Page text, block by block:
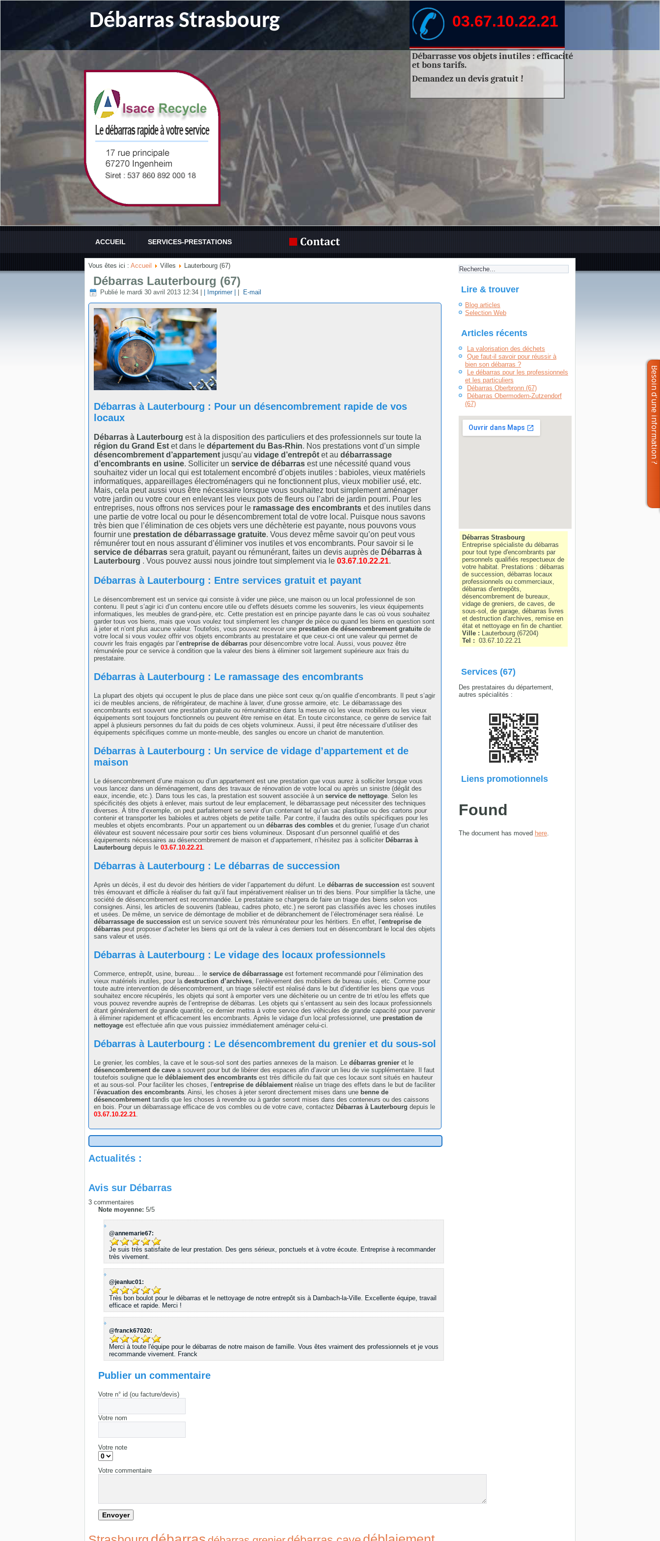
Débarrasse vos objets inutiles : efficacité
et bons tarifs.
Demandez undevis gratuit !
Débarras Strasbourg 03.67.10.22.21
ACCUEIL SERVICES-PRESTATIONS
Vous êtes ici : Accueil Villes Lauterbourg (67)
Débarras Lauterbourg (67)
Publié le mardi 30 avril 2013 12:34 | Imprimer | E-mail
Débarras à Lauterbourg : Pour un désencombrement rapide de vos
locaux
Débarras à Lauterbourg est à la disposition des particuliers et des professionnels sur toute la
région du Grand Est et dans le département du Bas-Rhin. Nos prestations vont d’un simple
désencombrement d’appartement jusqu’au vidage d’entrepôt et au débarrassage
d’encombrants en usine. Solliciter un service de débarras est une nécessité quand vous
souhaitez vider un local qui est totalement encombré d’objets inutiles : babioles, vieux matériels
informatiques, appareillages électroménagers qui ne fonctionnent plus, vieux mobilier usé, etc.
Mais, cela peut aussi vous être nécessaire lorsque vous souhaitez tout simplement aménager
votre jardin ou votre cour en enlevant les vieux pots de fleurs ou l’abri de jardin pourri. Pour les
entreprises, nous offrons nos services pour le ramassage des encombrants et des inutiles dans
une partie de votre local ou pour le désencombrement total de votre local. Puisque nous savons
très bien que l’élimination de ces objets vers une déchèterie est payante, nous pouvons vous
fournir une prestation de débarrassage gratuite. Vous devez même savoir qu’on peut vous
rémunérer tout en nous assurant d’éliminer vos inutiles et vos encombrants. Pour savoir si le
service de débarras sera gratuit, payant ou rémunérant, faites un devis auprès de Débarras à
Lauterbourg . Vous pouvez aussi nous joindre tout simplement via le 03.67.10.22.21.
Débarras à Lauterbourg : Entre services gratuit et payant
Le désencombrement est un service qui consiste à vider une pièce, une maison ou un local professionnel de son
contenu. Il peut s’agir ici d’un contenu encore utile ou d’effets désuets comme les souvenirs, les vieux équipements
informatiques, les meubles de grand-père, etc. Cette prestation est en principe payante dans le cas où vous souhaitez
garder tous vos biens, mais que vous voulez tout simplement les changer de pièce ou quand les biens en question sont
à jeter et n’ont plus aucune valeur. Toutefois, vous pouvez recevoir une prestation de désencombrement gratuite de
votre local si vous voulez offrir vos objets encombrants au prestataire et que ceux-ci ont une valeur qui permet de
couvrir les frais engagés par l’entreprise de débarras pour désencombre votre local. Aussi, vous pouvez être
rémunérée pour ce service à condition que la valeur des biens à éliminer soit largement supérieure aux frais du
prestataire.
Débarras à Lauterbourg : Le ramassage des encombrants
La plupart des objets qui occupent le plus de place dans une pièce sont ceux qu’on qualifie d’encombrants. Il peut s’agir
ici de meubles anciens, de réfrigérateur, de machine à laver, d’une grosse armoire, etc. Le débarrassage des
encombrants est souvent une prestation gratuite ou rémunératrice dans la mesure où les vieux mobiliers ou les vieux
équipements sont toujours fonctionnels ou peuvent être remise en état. En toute circonstance, ce genre de service fait
appel à plusieurs personnes du fait du poids de ces objets volumineux. Aussi, il peut être nécessaire d’utiliser des
équipements spécifiques comme un monte-meuble, des sangles ou encore un chariot de manutention.
Débarras à Lauterbourg : Un service de vidage d’appartement et de
maison
Le désencombrement d’une maison ou d’un appartement est une prestation que vous aurez à solliciter lorsque vous
vous lancez dans un déménagement, dans des travaux de rénovation de votre local ou après un sinistre (dégât des
eaux, incendie, etc.). Dans tous les cas, la prestation est souvent associée à un service de nettoyage. Selon les
spécificités des objets à enlever, mais surtout de leur emplacement, le débarrassage peut nécessiter des techniques
diverses. À titre d’exemple, on peut parfaitement se servir d’un contenant tel qu’un sac plastique ou des cartons pour
contenir et transporter les babioles et autres objets de petite taille. Par contre, il faudra des outils spécifiques pour les
meubles et objets encombrants. Pour un appartement ou un débarras des combles et du grenier, l’usage d’un chariot
élévateur est souvent nécessaire pour sortir ces biens volumineux. Disposant d’un personnel qualifié et des
équipements nécessaires au désencombrement de maison et d’appartement, n’hésitez pas à solliciter Débarras à
Lauterbourg depuis le 03.67.10.22.21.
Débarras à Lauterbourg : Le débarras de succession
Après un décès, il est du devoir des héritiers de vider l’appartement du défunt. Le débarras de succession est souvent
très émouvant et difficile à réaliser du fait qu’il faut impérativement réaliser un tri des biens. Pour simplifier la tâche, une
société de désencombrement est recommandée. Le prestataire se chargera de faire un triage des biens selon vos
consignes. Ainsi, les articles de souvenirs (tableau, cadres photo, etc.) ne seront pas classifiés avec les choses inutiles
et usées. De même, un service de démontage de mobilier et de débranchement de l’électroménager sera réalisé. Le
débarrassage de succession est un service souvent très rémunérateur pour les héritiers. En effet, l’entreprise de
débarras peut proposer d’acheter les biens qui ont de la valeur à ces derniers tout en désencombrant le local des objets
sans valeur et usés.
Débarras à Lauterbourg : Le vidage des locaux professionnels
Commerce, entrepôt, usine, bureau… le service de débarrassage est fortement recommandé pour l’élimination des
vieux matériels inutiles, pour la destruction d’archives, l’enlèvement des mobiliers de bureau usés, etc. Comme pour
toute autre intervention de désencombrement, un triage sélectif est réalisé dans le but d’identifier les biens que vous
souhaitez encore récupérés, les objets qui sont à emporter vers une déchèterie ou un centre de tri et/ou les effets que
vous pouvez revendre auprès de l’entreprise de débarras. Les objets qui s’entassent au sein des locaux professionnels
étant généralement de grande quantité, ce dernier mettra à votre service des véhicules de grande capacité pour parvenir
à éliminer rapidement et efficacement les encombrants. Après le vidage d’un local professionnel, une prestation de
nettoyage est effectuée afin que vous puissiez immédiatement aménager celui-ci.
Débarras à Lauterbourg : Le désencombrement du grenier et du sous-sol
Le grenier, les combles, la cave et le sous-sol sont des parties annexes de la maison. Le débarras grenier et le
désencombrement de cave a souvent pour but de libérer des espaces afin d’avoir un lieu de vie supplémentaire. Il faut
toutefois souligne que le déblaiement des encombrants est très difficile du fait que ces locaux sont situés en hauteur
et au sous-sol. Pour faciliter les choses, l’entreprise de déblaiementréalise un triage des effets dans le but de faciliter
l’évacuation des encombrants. Ainsi, les choses à jeter seront directement mises dans une benne de
désencombrementtandis que les choses à revendre ou à garder seront mises dans des conteneurs ou des caissons
en bois. Pour un débarrassage efficace de vos combles ou de votre cave, contactez Débarras à Lauterbourg depuis le
03.67.10.22.21.
Actualités :
Avis sur Débarras
3 commentaires
Note moyenne: 5/5
@annemarie67:
Je suis très satisfaite de leur prestation. Des gens sérieux, ponctuels et à votre écoute. Entreprise à recommander
très vivement.
@jeanluc01:
Très bon boulot pour le débarras et le nettoyage de notre entrepôt sis à Dambach-la-Ville. Excellente équipe, travail
efficace et rapide. Merci !
@franck67020:
Merci à toute l'équipe pour le débarras de notre maison de famille. Vous êtes vraiment des professionnels et je vous
recommande vivement. Franck
Publier un commentaire
Votre n° id (ou facture/devis)
Votre nom
Votre note
Votre commentaire
Lire & trouver
Blog articles
Selection Web
Articles récents
La valorisation des déchets
Que faut-il savoir pour réussir à
bien son débarras ?
Le débarras pour les professionnels
et les particuliers
Débarras Oberbronn (67)
Débarras Obermodern-Zutzendorf
(67)
Débarras Strasbourg
Entreprise spécialiste du débarras
pour tout type d'encombrants par
personnels qualifiés respectueux de
votre habitat. Prestations : débarras
de succession, débarras locaux
professionnels ou commerciaux,
débarras d'entrepôts,
désencombrement de bureaux,
vidage de greniers, de caves, de
sous-sol, de garage, débarras livres
et destruction d'archives, remise en
état et nettoyage en fin de chantier.
Ville : Lauterbourg (67204)
Tel : 03.67.10.22.21
Services (67)
Des prestataires du département,
autres spécialités :
Liens promotionnels
Found
The document has moved here.